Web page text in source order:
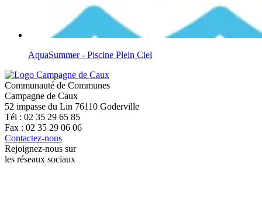
AquaSummer - Piscine Plein Ciel
Communauté de Communes
Campagne de Caux
52 impasse du Lin 76110 Goderville
Tél : 02 35 29 65 85
Fax : 02 35 29 06 06
Contactez-nous
Rejoignez-nous sur
les réseaux sociaux